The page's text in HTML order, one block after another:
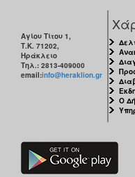
Αγίου Τίτου 1,
Τ.Κ. 71202,
Ηράκλειο
Τηλ.: 2813-409000
email:info@heraklion.gr
Ο